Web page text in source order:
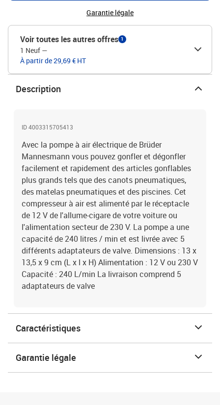
Garantie légale
Voir toutes les autres offres 1
1 Neuf —
À partir de 29,69 € HT
Description
ID 4003315705413
Avec la pompe à air électrique de Brüder
Mannesmann vous pouvez gonfler et dégonfler
facilement et rapidement des articles gonflables
plus grands tels que des canots pneumatiques,
des matelas pneumatiques et des piscines. Cet
compresseur à air est alimenté par le réceptacle
de 12 V de l'allume-cigare de votre voiture ou
l'alimentation secteur de 230 V. La pompe a une
capacité de 240 litres / min et est livrée avec 5
différents adaptateurs de valve. Dimensions : 13 x
13,5 x 9 cm (L x l x H) Alimentation : 12 V ou 230 V
Capacité : 240 L/min La livraison comprend 5
adaptateurs de valve
Caractéristiques
Garantie légale